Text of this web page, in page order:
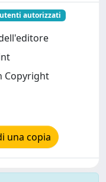
autorizzati
Copyright
una copia